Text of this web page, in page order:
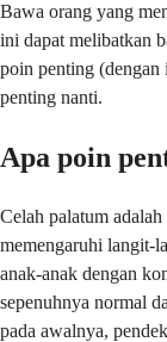
Bawa orang yang
ini dapat melibatkan
poin penting (dengan
penting nanti.
Apa poin
Celah palatum
memengaruhi langit-
anak-anak dengan
sepenuhnya normal
pada awalnya,